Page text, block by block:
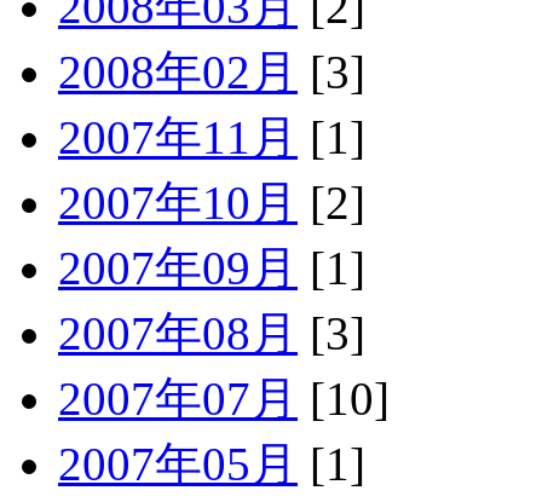
2008年02月 [3]
2007年11月 [1]
2007年10月 [2]
2007年09月 [1]
2007年08月 [3]
2007年07月 [10]
2007年05月 [1]